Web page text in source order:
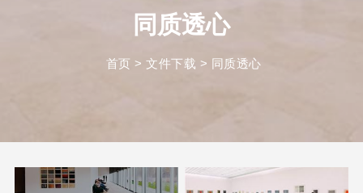
同质透心
首页 > 文件下载 > 同质透心